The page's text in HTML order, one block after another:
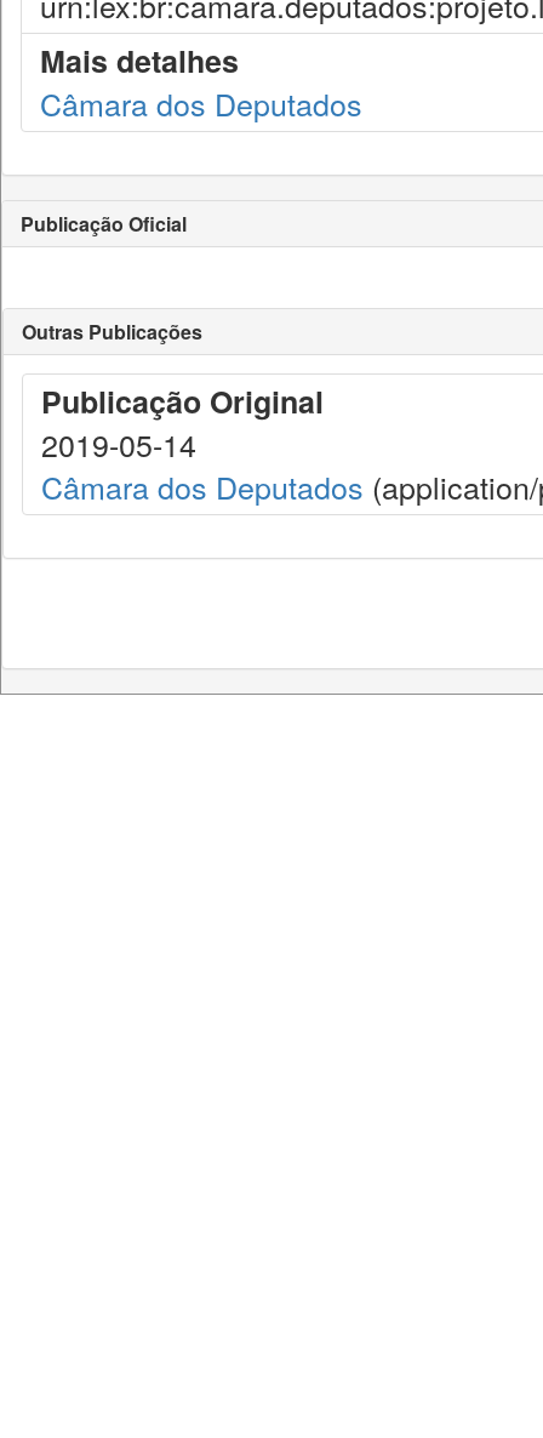
Mais detalhes
Câmara dos Deputados
Publicação Oficial
Outras Publicações
Publicação Original
2019-05-14
Câmara dos Deputados